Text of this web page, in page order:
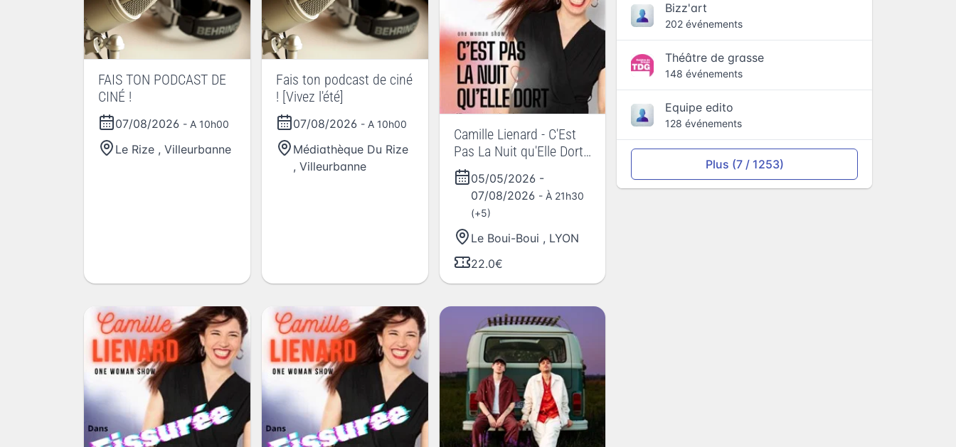
FAIS TON PODCAST DE
CINÉ !
07/08/2026 - A 10h00
Le Rize , Villeurbanne
Fais ton podcast de ciné
! [Vivez l'été]
07/08/2026 - A 10h00
Médiathèque Du Rize
, Villeurbanne
Camille Lienard - C'Est
Pas La Nuit qu'Elle Dort -
Le Boui Boui de Lyon
05/05/2026 -
07/08/2026 - À 21h30
(+5)
Le Boui-Boui , LYON
22.0€
Bizz'art
202 événements
Théâtre de grasse
148 événements
Equipe edito
128 événements
Plus (7 / 1253)